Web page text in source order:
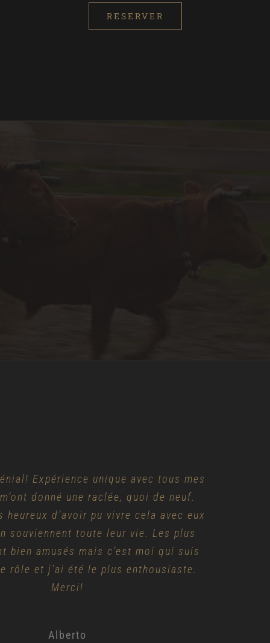
RESERVER
Expérience unique avec tous mes
donné une raclée, quoi de neuf.
heureux d’avoir pu vivre cela avec eux
souviennent toute leur vie. Les plus
bien amusés mais c’est moi qui suis
rôle et j’ai été le plus enthousiaste.
Merci!
Alberto
endroit pour s’amuser entre amis !
pour jouer au paintball ! Tout le
d’affichage, masque, gilet, etc., est
et semble de qualité. De plus, ils se
de la sécurité. Mais, sans aucun
c’est que les deux domaines, très
beaucoup d’éléments, vous mettent
un bon moment. Les instructeurs
clairs dans les explications et les
du matériel. Nous avons pu
les tailles de combinaisons et elles
dispose de plusieurs terrains de
pouvez modifier en fonction de
l’objectif du jeu. Merci!
Maitane